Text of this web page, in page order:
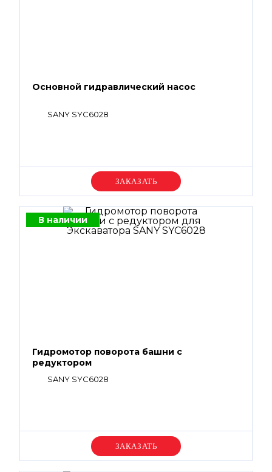
Основной гидравлический насос
SANY SYC6028
Уточняйте цену
В наличии
Гидромотор поворота башни с
редуктором
SANY SYC6028
Уточняйте цену